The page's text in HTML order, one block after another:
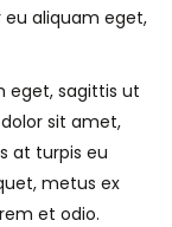
eu aliquam eget,
eget, sagittis ut
sit amet,
at turpis eu
metus ex
et odio.